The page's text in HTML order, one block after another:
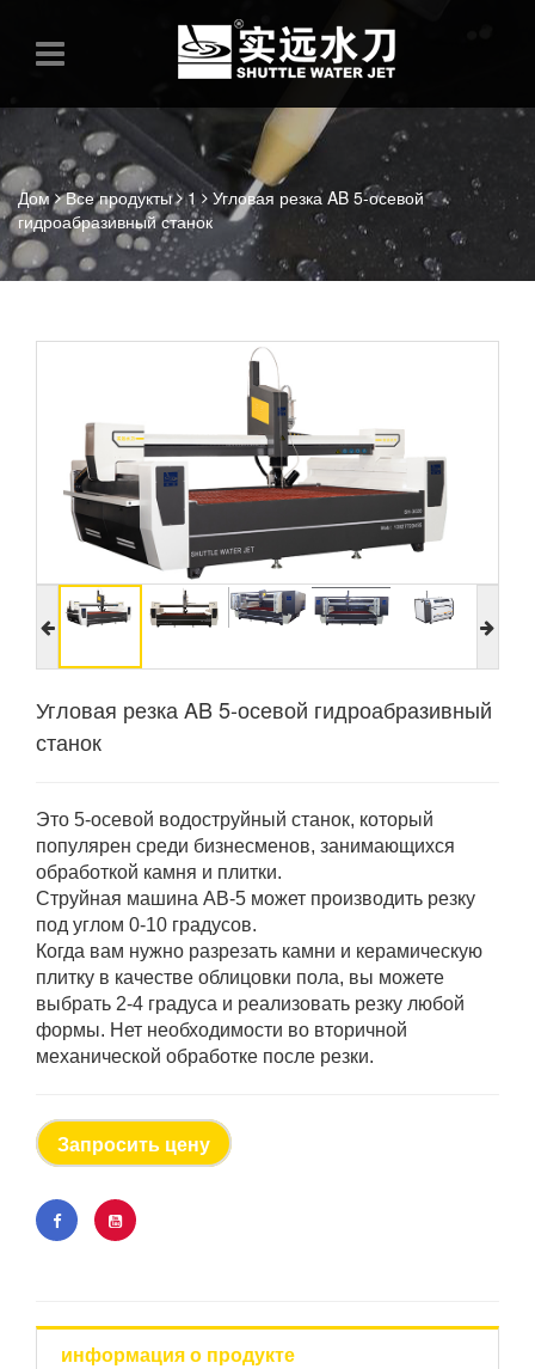
Дом Все продукты 1
Угловая резка AB 5-осевой
гидроабразивный станок
Угловая резка AB 5-осевой гидроабразивный
станок
Это 5-осевой водоструйный станок, который
популярен среди бизнесменов, занимающихся
обработкой камня и плитки.
Струйная машина AB-5 может производить резку
под углом 0-10 градусов.
Когда вам нужно разрезать камни и керамическую
плитку в качестве облицовки пола, вы можете
выбрать 2-4 градуса и реализовать резку любой
формы. Нет необходимости во вторичной
механической обработке после резки.
Запросить цену
информация о продукте